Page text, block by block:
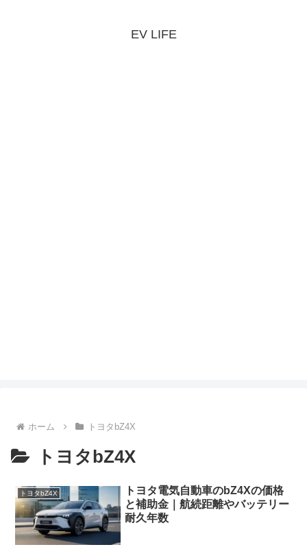
EV LIFE
ホーム トヨタbZ4X
トヨタbZ4X
トヨタbZ4X
トヨタ電気自動車のbZ4Xの価格
と補助金｜航続距離やバッテリー
耐久年数